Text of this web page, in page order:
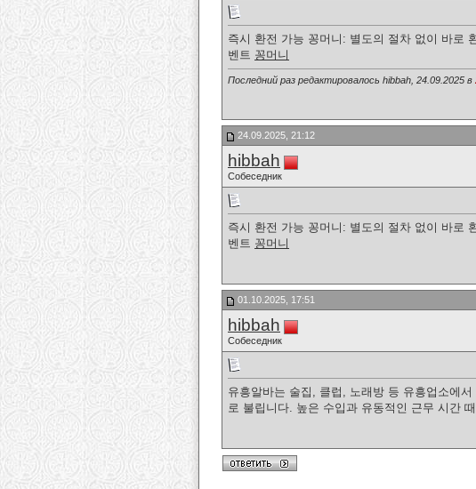
즉시 환전 가능 꽁머니: 별도의 절차 없이 바로
벤트 꽁머니
Последний раз редактировалось hibbah, 24.09.2025 в
24.09.2025, 21:12
hibbah
Собеседник
즉시 환전 가능 꽁머니: 별도의 절차 없이 바로
벤트 꽁머니
01.10.2025, 17:51
hibbah
Собеседник
유흥알바는 술집, 클럽, 노래방 등 유흥업소에
로 불립니다. 높은 수입과 유동적인 근무 시간